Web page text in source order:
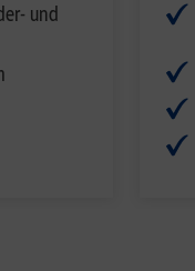
und